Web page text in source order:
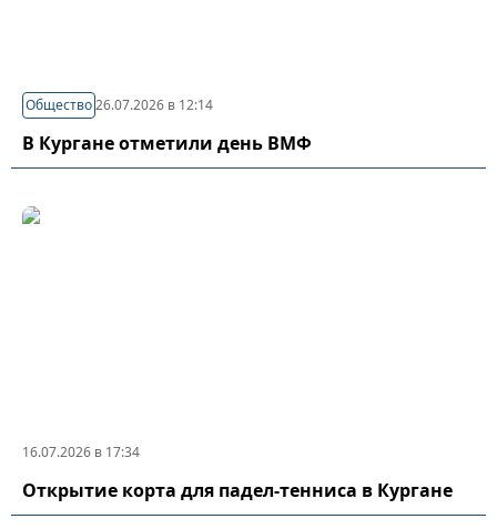
Общество26.07.2026 в 12:14
В Кургане отметили день ВМФ
16.07.2026 в 17:34
Открытие корта для падел-тенниса в Кургане